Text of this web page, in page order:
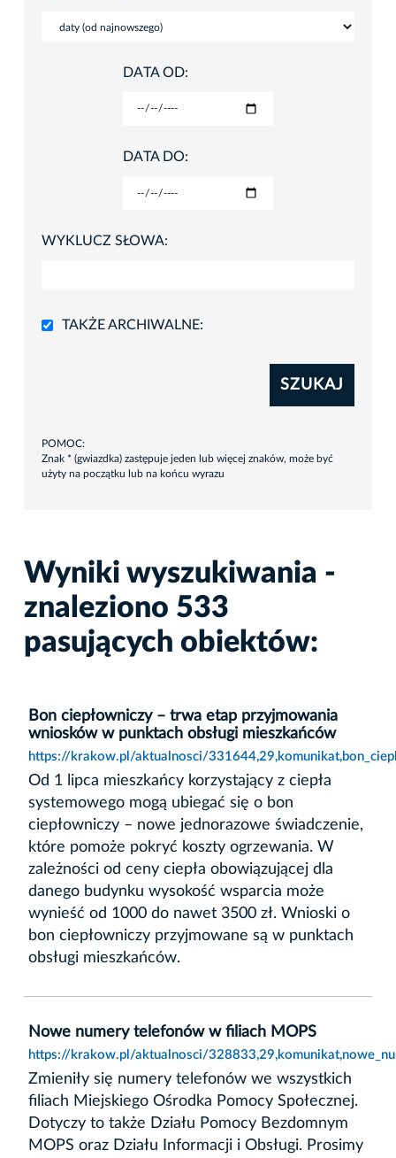
DATA OD:
DATA DO:
WYKLUCZ SŁOWA:
TAKŻE ARCHIWALNE:
SZUKAJ
POMOC:
Znak * (gwiazdka) zastępuje jeden lub więcej znaków, może być
użyty na początku lub na końcu wyrazu
Wyniki wyszukiwania -
znaleziono 533
pasujących obiektów:
Bon ciepłowniczy – trwa etap przyjmowania
wniosków w punktach obsługi mieszkańców
https://krakow.pl/aktualnosci/
Od 1 lipca mieszkańcy korzystający z ciepła
systemowego mogą ubiegać się o bon
ciepłowniczy – nowe jednorazowe świadczenie,
które pomoże pokryć koszty ogrzewania. W
zależności od ceny ciepła obowiązującej dla
danego budynku wysokość wsparcia może
wynieść od 1000 do nawet 3500 zł. Wnioski o
bon ciepłowniczy przyjmowane są w punktach
obsługi mieszkańców.
Nowe numery telefonów w filiach MOPS
https://krakow.pl/aktualnosci/
Zmieniły się numery telefonów we wszystkich
filiach Miejskiego Ośrodka Pomocy Społecznej.
Dotyczy to także Działu Pomocy Bezdomnym
MOPS oraz Działu Informacji i Obsługi. Prosimy